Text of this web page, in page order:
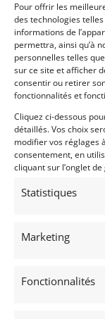
Pour offrir les
des technologies
informations de
permettra, ainsi qu’à
personnelles telles
sur ce site et afficher
consentir ou retirer
fonctionnalités et
Cliquez ci-dessous
détaillés. Vos choix
modifier vos réglages
consentement, en
cliquant sur l’onglet
Statistiques
Marketing
Fonctionnalités
Vendu par :